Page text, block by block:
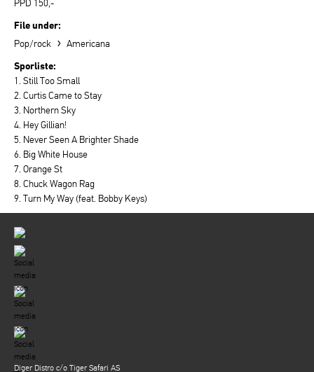
PPD 150,-
File under:
Pop/rock › Americana
Sporliste:
1. Still Too Small
2. Curtis Came to Stay
3. Northern Sky
4. Hey Gillian!
5. Never Seen A Brighter Shade
6. Big White House
7. Orange St
8. Chuck Wagon Rag
9. Turn My Way (feat. Bobby Keys)
Diger Distro c/o Tiger Safari AS